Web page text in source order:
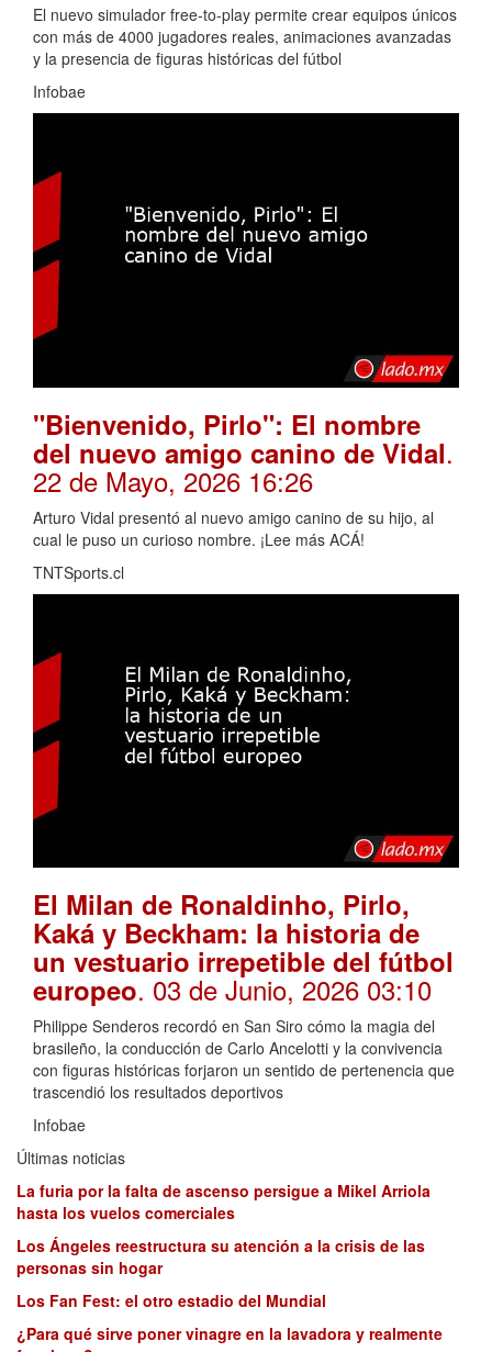
El nuevo simulador free-to-play permite crear equipos únicos
con más de 4000 jugadores reales, animaciones avanzadas
y la presencia de figuras históricas del fútbol
Infobae
"Bienvenido, Pirlo": El nombre
del nuevo amigo canino de Vidal.
22 de Mayo, 2026 16:26
Arturo Vidal presentó al nuevo amigo canino de su hijo, al
cual le puso un curioso nombre. ¡Lee más ACÁ!
TNTSports.cl
El Milan de Ronaldinho, Pirlo,
Kaká y Beckham: la historia de
un vestuario irrepetible del fútbol
europeo. 03 de Junio, 2026 03:10
Philippe Senderos recordó en San Siro cómo la magia del
brasileño, la conducción de Carlo Ancelotti y la convivencia
con figuras históricas forjaron un sentido de pertenencia que
trascendió los resultados deportivos
Infobae
Últimas noticias
La furia por la falta de ascenso persigue a Mikel Arriola
hasta los vuelos comerciales
Los Ángeles reestructura su atención a la crisis de las
personas sin hogar
Los Fan Fest: el otro estadio del Mundial
¿Para qué sirve poner vinagre en la lavadora y realmente